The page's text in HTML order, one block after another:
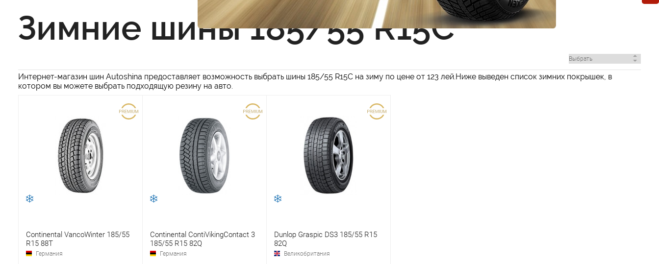
Зимние шины 185/55 R15C
Интернет-магазин шин Autoshina предоставляет возможность выбрать шины 185/55 R15C на зиму по цене от 123 лей.Ниже выведен список зимних покрышек, в
котором вы можете выбрать подходящую резину на авто.
Continental VancoWinter 185/55
R15 88T
Германия
Continental ContiVikingContact 3
185/55 R15 82Q
Германия
Dunlop Graspic DS3 185/55 R15
82Q
Великобритания